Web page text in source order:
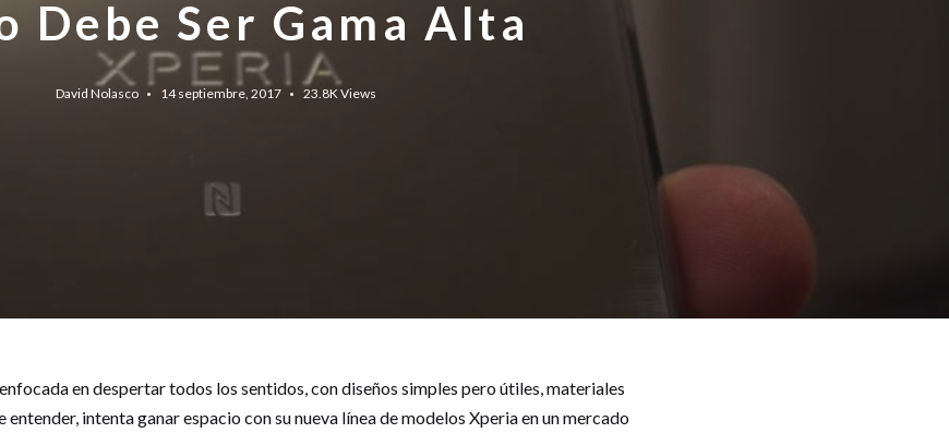
Debe Ser Gama Alta
David Nolasco 14 septiembre, 2017 23.8K Views
en despertar todos los sentidos, con diseños simples pero útiles, materiales
intenta ganar espacio con su nueva línea de modelos Xperia en un mercado